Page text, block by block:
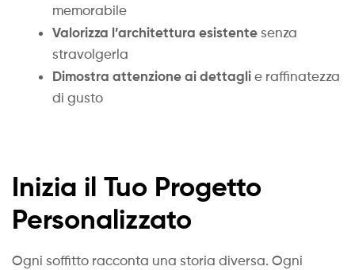
memorabile
Valorizza l’architettura esistente senza
stravolgerla
Dimostra attenzione ai dettagli e raffinatezza
di gusto
Inizia il Tuo Progetto
Personalizzato
Ogni soffitto racconta una storia diversa. Ogni